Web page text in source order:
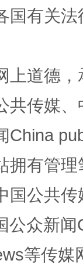
国有关
上道德
共传媒
China
拥有管
国公共
公众新
等传媒